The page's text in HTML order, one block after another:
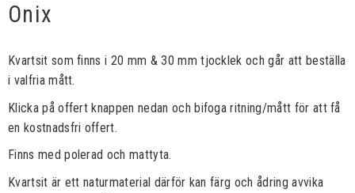
Onix
Kvartsit som finns i 20 mm & 30 mm tjocklek och går att beställa
i valfria mått.
Klicka på offert knappen nedan och bifoga ritning/mått för att få
en kostnadsfri offert.
Finns med polerad och mattyta.
Kvartsit är ett naturmaterial därför kan färg och ådring avvika